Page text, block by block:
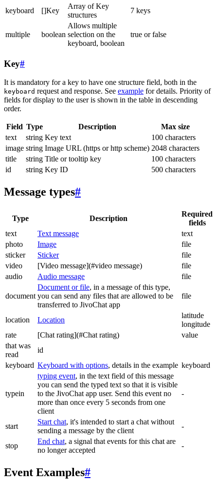
keyboard []Key
Array of Key
structures
7 keys
multiple boolean
Allows multiple
selection on the
keyboard, boolean
true or false
Key#
It is mandatory for a key to have one structure field, both in the
keyboard request and response. See example for details. Priority of
fields for display to the user is shown in the table in descending
order.
Field Type Description
Max size
text
string Key text
100 characters
image string Image URL (https or http scheme) 2048 characters
title
string Title or tooltip key
100 characters
id
string Key ID 500 characters
Message types#
Type Description
Required
fields
text
Text message
text
photo
Image
file
sticker
Sticker
file
video
[Video message](#video message)
file
audio
Audio message file
document
Document or file, in a message of this type,
you can send any files that are allowed to be
transferred to JivoChat app
file
location Location
latitude
longitude
rate
[Chat rating](#Chat rating)
value
that was
read
id
keyboard Keyboard with options, details in the example keyboard
typein
typing event, in the text field of this message
you can send the typed text so that it is visible
to the JivoChat app user. Send this event no
more than once every 5 seconds from one
client
-
start
Start chat, it's intended to start a chat without
sending a message by the client
-
stop
End chat, a signal that events for this chat are
no longer accepted
-
Event Examples#